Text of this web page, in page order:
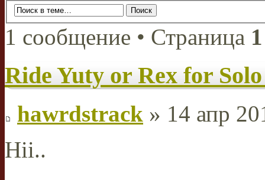
1 сообщение • Страница 1
Ride Yuty or Rex for Solo
hawrdstrack » 14 апр
Hii..